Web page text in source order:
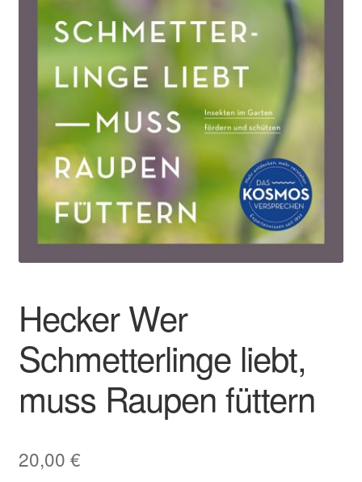
Hecker Wer
Schmetterlinge liebt,
muss Raupen füttern
20,00 €